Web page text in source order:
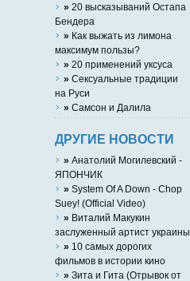
» 20 высказываний Остапа
Бендера
» Как выжать из лимона
максимум пользы?
» 20 применений уксуса
» Сексуальные традиции
на Руси
» Cамcон и Дaлилa
ДРУГИЕ НОВОСТИ
» Анатолий Могилевский -
ЯПОНЧИК
» System Of A Down - Chop
Suey! (Official Video)
» Виталий Макукин
заслуженный артист украины
» 10 самых дорогих
фильмов в истории кино
» Зита и Гита (Отрывок от